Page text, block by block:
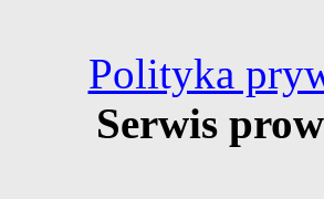
Polityka
Serwis